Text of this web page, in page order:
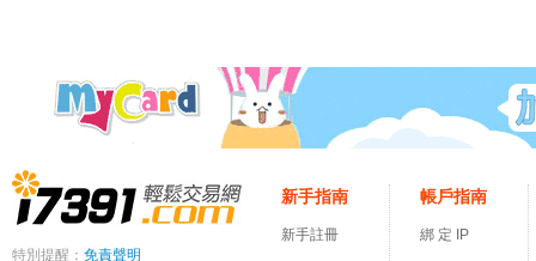
特別提醒： 免責聲明
新手指南
新手註冊
帳戶指南
綁 定 IP